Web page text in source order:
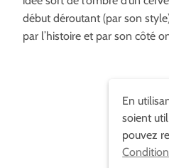
En
soient
pouvez
début déroutant (par son
par l’histoire et par son côté